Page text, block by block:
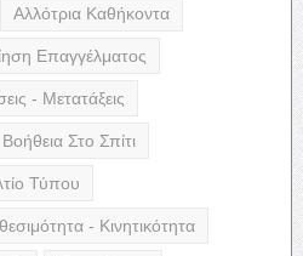
Αλλότρια Καθήκοντα
Επαγγέλματος
- Μετατάξεις
Βοήθεια Στο Σπίτι
Τύπου
- Κινητικότητα